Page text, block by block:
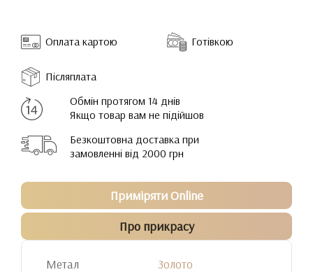
Оплата картою Готівкою
Післяплата
Обмін протягом 14 днів
Якщо товар вам не підійшов
Безкоштовна доставка при
замовленні від 2000 грн
Приміряти Online
Про прикрасу
Метал
Золото